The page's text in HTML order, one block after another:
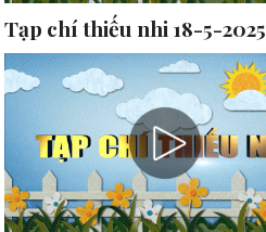
Tạp chí thiếu nhi 18-5-2025